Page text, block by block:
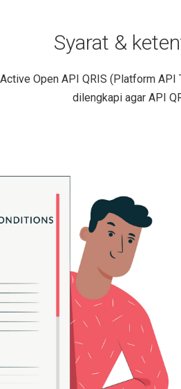
Syarat &
Open API QRIS (Platform API
dilengkapi agar API